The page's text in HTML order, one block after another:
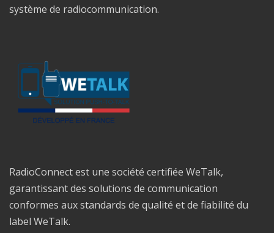
système de radiocommunication.
RadioConnect est une société certifiée WeTalk,
garantissant des solutions de communication
conformes aux standards de qualité et de fiabilité du
label WeTalk.